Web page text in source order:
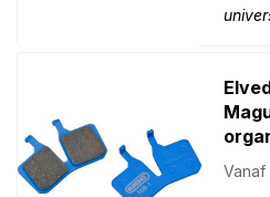
Vanaf